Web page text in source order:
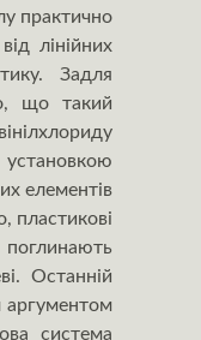
практично
лінійних
Задля
що такий
елементів
пластикові
Останній
система